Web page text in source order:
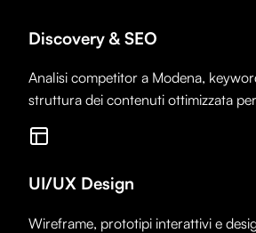
Discovery & SEO
Analisi competitor a Modena,
struttura dei contenuti ottimizzata
UI/UX Design
Wireframe, prototipi interattivi e